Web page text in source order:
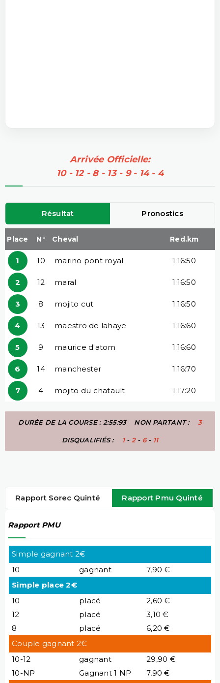
Arrivée Officielle:
10 - 12 - 8 - 13 - 9 - 14 - 4
Résultat Pronostics
Place N° Cheval Red.km
1 10 marino pont royal 1:16:50
2 12 maral 1:16:50
3 8 mojito cut 1:16:50
4 13 maestro de lahaye 1:16:60
5 9 maurice d'atom 1:16:60
6 14 manchester 1:16:70
7 4 mojito du chatault 1:17:20
DURÉE DE LA COURSE : 2:55:93 NON PARTANT : 3
DISQUALIFIÉS : 1- 2- 6- 11
Rapport Sorec Quinté Rapport Pmu Quinté
Rapport PMU
Simple gagnant 2€
10
gagnant
7,90 €
Simple place 2€
10
placé
2,60 €
12
placé
3,10 €
8
placé
6,20 €
Couple gagnant 2€
10-12
gagnant
29,90 €
10-NP
Gagnant 1 NP 7,90 €